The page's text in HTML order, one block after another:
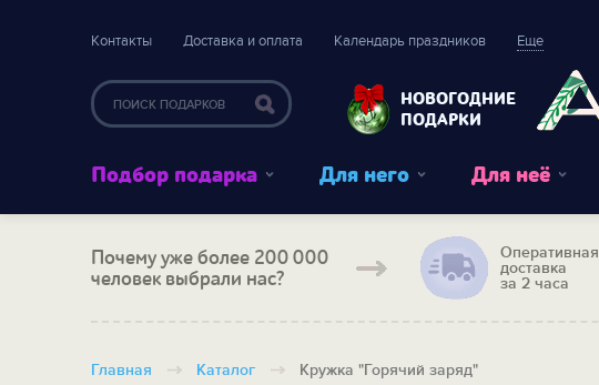
Контакты Доставка и оплата Календарь праздников Еще
НОВОГОДНИЕ
ПОДАРКИ
Подбор подарка Для него Для неё
Почему уже более 200 000
человек выбрали нас?
Оперативная
доставка
за 2 часа
Главная Каталог Кружка "Горячий заряд"